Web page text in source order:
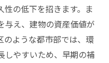
の低下を招きます。ま
与え、建物の資産価値が
のような都市部では、環
しやすいため、早期の補